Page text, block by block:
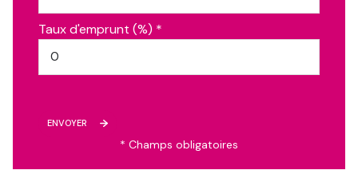
Taux d'emprunt (%) *
ENVOYER
* Champs obligatoires